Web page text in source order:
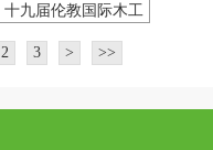
十九届伦教国际木工
2 3 > >>